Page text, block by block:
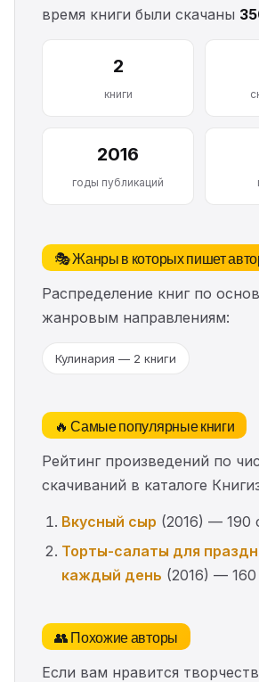
время книги были скачаны
2
книги
2016
годы публикаций
🎭 Жанры в которых пишет
Распределение книг по
жанровым направлениям:
Кулинария — 2 книги
🔥 Самые популярные книги
Рейтинг произведений по
скачиваний в каталоге
Вкусный сыр (2016) — 190
Торты-салаты для
каждый день (2016) —
👥 Похожие авторы
Если вам нравится